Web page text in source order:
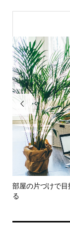

部屋の片づけで
る